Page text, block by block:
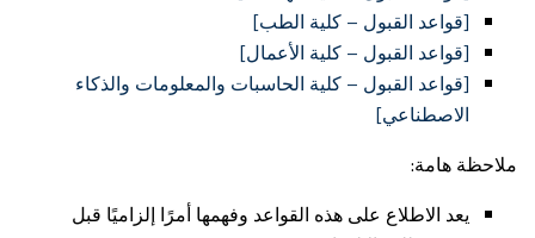
[قواعد القبول – كلية الطب]
[قواعد القبول – كلية الأعمال]
[قواعد القبول – كلية الحاسبات والمعلومات والذكاء
الاصطناعي]
ملاحظة هامة:
يعد الاطلاع على هذه القواعد وفهمها أمرًا إلزاميًا قبل